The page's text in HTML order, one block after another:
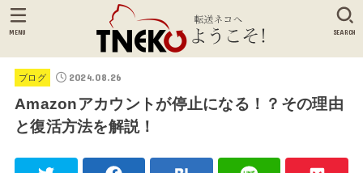
SEARCH
MENU
ブログ 2024.08.26
Amazonアカウントが停止になる！？その理由
と復活方法を解説！